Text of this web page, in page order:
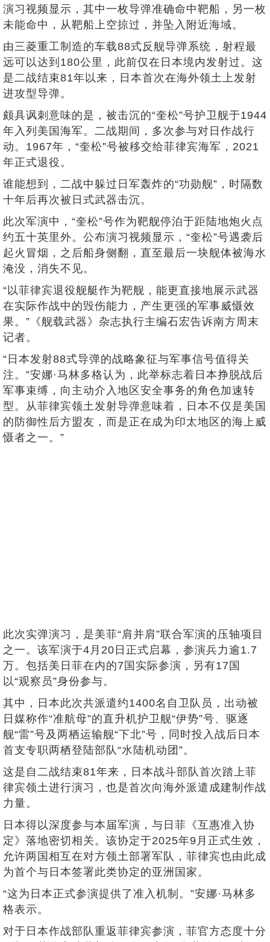
演习视频显示，‌其中一枚导弹准确命中靶船，另一枚
未能命中，从靶船上空掠过，并坠入附近海域。
由三菱重工制造的车载88式反舰导弹系统，射程最
远可以达到180公里，此前仅在日本境内发射过。这
是二战结束81年以来，日本首次在海外领土上发射
进攻型导弹。
颇具讽刺意味的是，被击沉的“奎松”号护卫舰于1944
年入列美国海军。二战期间，多次参与对日作战行
动。1967年，“奎松”号被移交给菲律宾海军，2021
年正式退役。
谁能想到，二战中躲过日军轰炸的“功勋舰”，时隔数
十年后再次被日式武器击沉。
此次军演中，“奎松”号作为靶舰停泊于距陆地炮火点
约五十英里外。公布演习视频显示，“奎松”号遇袭后
起火冒烟，之后船身侧翻，直至最后一块舰体被海水
淹没，消失不见。
“以菲律宾退役舰艇作为靶舰，能更直接地展示武器
在实际作战中的毁伤能力，产生更强的军事威慑效
果。”《舰载武器》杂志执行主编石宏告诉南方周末
记者。
“日本发射88式导弹的战略象征与军事信号值得关
注。”安娜·马林多格认为，此举标志着日本挣脱战后
军事束缚，向主动介入地区安全事务的角色加速转
型。从菲律宾领土发射导弹意味着，日本不仅是美国
的防御性后方盟友，而是正在成为印太地区的海上威
慑者之一。”
此次实弹演习，是美菲“肩并肩”联合军演的压轴项目
之一。该军演于4月20日正式启幕，参演兵力逾1.7
万。包括美日菲在内的7国实际参演，另有17国
以“观察员”身份参与。
其中，日本此次共派遣约1400名自卫队员，出动被
日媒称作“准航母”的直升机护卫舰“伊势”号、驱逐
舰“雷”号及两栖运输舰“下北”号，同时投入战后日本
首支专职两栖登陆部队“水陆机动团”。
这是自二战结束81年来，日本战斗部队‌首次踏上菲
律宾领土‌进行演习，也是首次向海外派遣成建制作战
力量。
日本得以深度参与本届军演，与日菲《互惠准入协
定》落地密切相关。该协定于2025年9月正式生效，
允许两国相互在对方领土部署军队，菲律宾也由此成
为首个与日本签署此类协定的亚洲国家。
“这为日本正式参演提供了准入机制。”安娜·马林多
格表示。
对于日本作战部队重返菲律宾参演，菲官方态度十分